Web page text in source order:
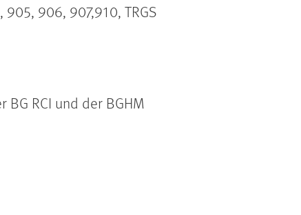
906, 907,910, TRGS
RCI und der BGHM